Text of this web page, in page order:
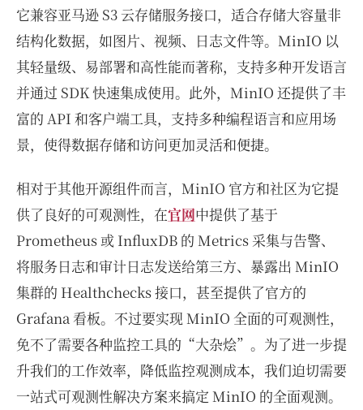
它兼容亚马逊 S3 云存储服务接口，适合存储大容量非
结构化数据，如图片、视频、日志文件等。MinIO 以
其轻量级、易部署和高性能而著称，支持多种开发语言
并通过 SDK 快速集成使用。此外，MinIO 还提供了丰
富的 API 和客户端工具，支持多种编程语言和应用场
景，使得数据存储和访问更加灵活和便捷。
相对于其他开源组件而言，MinIO 官方和社区为它提
供了良好的可观测性，在官网中提供了基于
Prometheus 或 InfluxDB 的 Metrics 采集与告警、
将服务日志和审计日志发送给第三方、暴露出 MinIO
集群的 Healthchecks 接口，甚至提供了官方的
Grafana 看板。不过要实现 MinIO 全面的可观测性，
免不了需要各种监控工具的“大杂烩”。为了进一步提
升我们的工作效率，降低监控观测成本，我们迫切需要
一站式可观测性解决方案来搞定 MinIO 的全面观测。